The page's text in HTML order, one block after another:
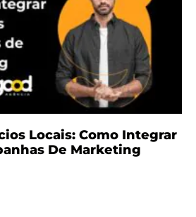
Locais: Como Integrar
De Marketing